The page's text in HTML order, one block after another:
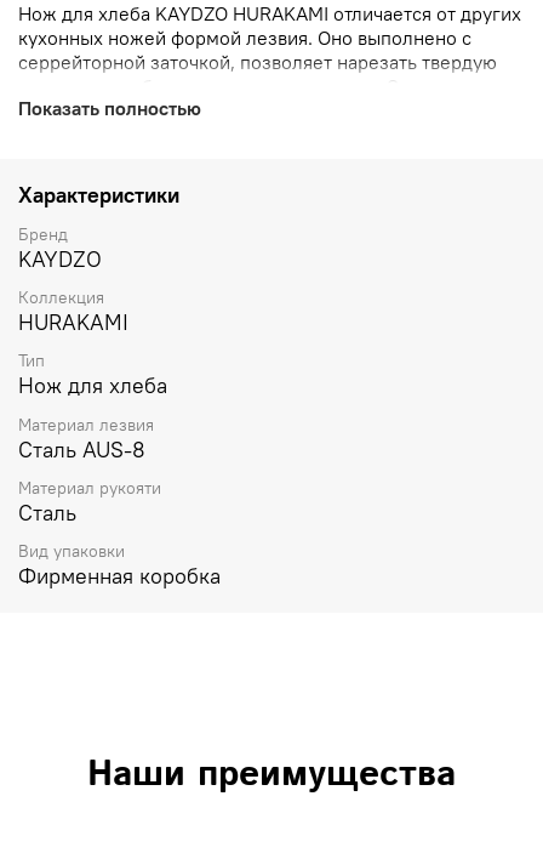
Нож для хлеба KAYDZO HURAKAMI отличается от других
кухонных ножей формой лезвия. Оно выполнено с
серрейторной заточкой, позволяет нарезать твердую
Эргономичная
рукоятка черного матового цвета гарантирует
Хлеборезныйнож KAYDZO имеет прочное и широкое
лезвие с волнообразной заточкой, он оптимален для
аккуратной нарезки свежих хлебобулочных изделий с
овощей с более твердой, чем мякоть, кожурой,
например, баклажанов.
Показать полностью
Характеристики
Бренд
KAYDZO
Коллекция
HURAKAMI
Тип
Нож для хлеба
Материал лезвия
Сталь AUS-8
Материал рукояти
Сталь
Вид упаковки
Фирменная коробка
Наши преимущества